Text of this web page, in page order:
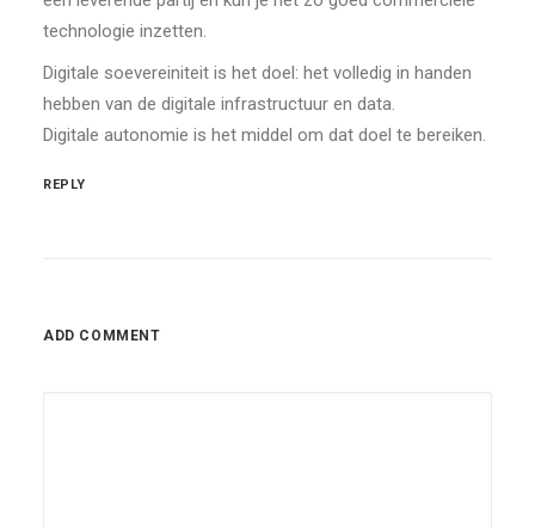
technologie inzetten.
Digitale soevereiniteit is het doel: het volledig in handen
hebben van de digitale infrastructuur en data.
Digitale autonomie is het middel om dat doel te bereiken.
REPLY
ADD COMMENT